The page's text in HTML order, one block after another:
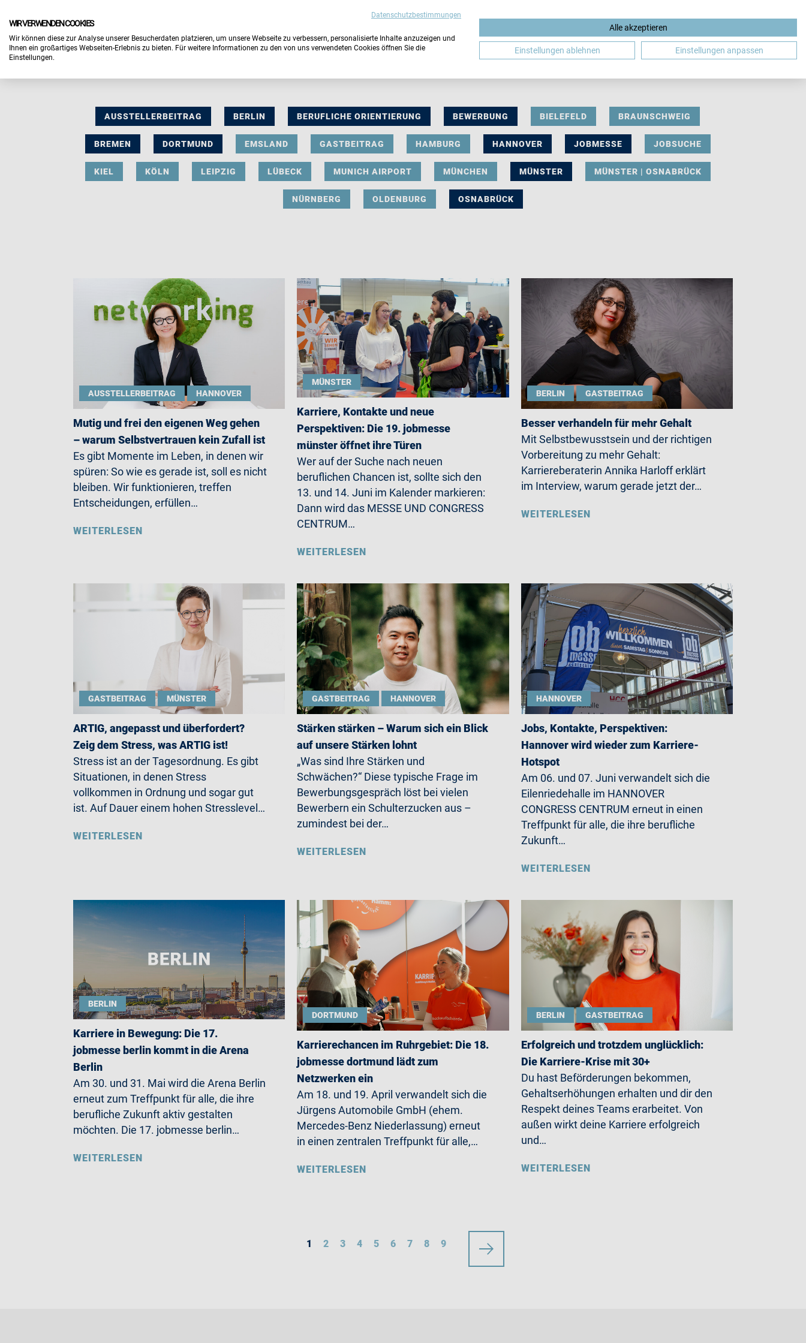
DE
AUSSTELLERBEITRAG BERLIN BERUFLICHE ORIENTIERUNG BEWERBUNG BIELEFELD BRAUNSCHWEIG
BREMEN DORTMUND EMSLAND GASTBEITRAG HAMBURG HANNOVER JOBMESSE JOBSUCHE
KIEL KÖLN LEIPZIG LÜBECK MUNICH AIRPORT MÜNCHEN MÜNSTER MÜNSTER | OSNABRÜCK
NÜRNBERG OLDENBURG OSNABRÜCK
AUSSTELLERBEITRAG HANNOVER
Mutig und frei den eigenen Weg gehen
– warum Selbstvertrauen kein Zufall ist
Es gibt Momente im Leben, in denen wir
spüren: So wie es gerade ist, soll es nicht
bleiben. Wir funktionieren, treffen
Entscheidungen, erfüllen…
WEITERLESEN
MÜNSTER
Karriere, Kontakte und neue
Perspektiven: Die 19. jobmesse
münster öffnet ihre Türen
Wer auf der Suche nach neuen
beruflichen Chancen ist, sollte sich den
13. und 14. Juni im Kalender markieren:
Dann wird das MESSE UND CONGRESS
CENTRUM…
WEITERLESEN
BERLIN GASTBEITRAG
Besser verhandeln für mehr Gehalt
Mit Selbstbewusstsein und der richtigen
Vorbereitung zu mehr Gehalt:
Karriereberaterin Annika Harloff erklärt
im Interview, warum gerade jetzt der…
WEITERLESEN
GASTBEITRAG MÜNSTER
ARTIG, angepasst und überfordert?
Zeig dem Stress, was ARTIG ist!
Stress ist an der Tagesordnung. Es gibt
Situationen, in denen Stress
vollkommen in Ordnung und sogar gut
ist. Auf Dauer einem hohen Stresslevel…
WEITERLESEN
GASTBEITRAG HANNOVER
Stärken stärken – Warum sich ein Blick
auf unsere Stärken lohnt
„Was sind Ihre Stärken und
Schwächen?“ Diese typische Frage im
Bewerbungsgespräch löst bei vielen
Bewerbern ein Schulterzucken aus –
zumindest bei der…
WEITERLESEN
HANNOVER
Jobs, Kontakte, Perspektiven:
Hannover wird wieder zum Karriere-
Hotspot
Am 06. und 07. Juni verwandelt sich die
Eilenriedehalle im HANNOVER
CONGRESS CENTRUM erneut in einen
Treffpunkt für alle, die ihre berufliche
Zukunft…
WEITERLESEN
BERLIN
Karriere in Bewegung: Die 17.
jobmesse berlin kommt in die Arena
Berlin
Am 30. und 31. Mai wird die Arena Berlin
erneut zum Treffpunkt für alle, die ihre
berufliche Zukunft aktiv gestalten
möchten. Die 17. jobmesse berlin…
WEITERLESEN
DORTMUND
Karrierechancen im Ruhrgebiet: Die 18.
jobmesse dortmund lädt zum
Netzwerken ein
Am 18. und 19. April verwandelt sich die
Jürgens Automobile GmbH (ehem.
Mercedes-Benz Niederlassung) erneut
in einen zentralen Treffpunkt für alle,…
WEITERLESEN
BERLIN GASTBEITRAG
Erfolgreich und trotzdem unglücklich:
Die Karriere-Krise mit 30+
Du hast Beförderungen bekommen,
Gehaltserhöhungen erhalten und dir den
Respekt deines Teams erarbeitet. Von
außen wirkt deine Karriere erfolgreich
und…
WEITERLESEN
1 2 3 4 5 6 7 8 9
Datenschutzbestimmungen
WIR VERWENDEN COOKIES
Wir können diese zur Analyse unserer Besucherdaten platzieren, um unsere Webseite zu verbessern, personalisierte Inhalte anzuzeigen und
Ihnen ein großartiges Webseiten-Erlebnis zu bieten. Für weitere Informationen zu den von uns verwendeten Cookies öffnen Sie die
Einstellungen.
Alle akzeptieren
Einstellungen ablehnen Einstellungen anpassen